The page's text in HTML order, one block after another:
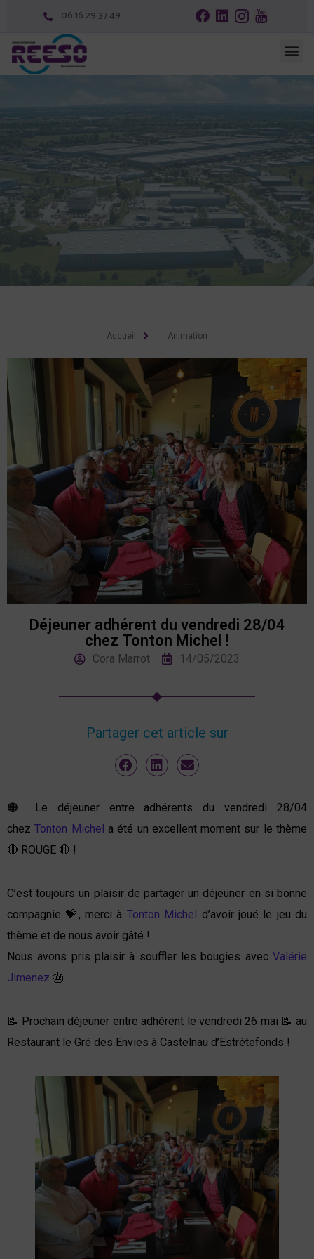
06 16 29 37 49
Accueil Animation
Déjeuner adhérent du vendredi 28/04
chez Tonton Michel !
Cora Marrot 14/05/2023
Partager cet article sur
🟠 Le déjeuner entre adhérents du vendredi 28/04
chezTonton Michel a été un excellent moment sur le thème
🔴 ROUGE 🔴 !
C’est toujours un plaisir de partager un déjeuner en si bonne
compagnie 💝, merci à Tonton Michel
d’avoir joué le jeu du
thème et de nous avoir gâté !
Nous avons pris plaisir à souffler les bougies avec Valérie
Jimenez 🎂
📝 Prochain déjeuner entre adhérent le vendredi 26 mai 📝 au
Restaurant le Gré des Envies à Castelnau d’Estrétefonds !